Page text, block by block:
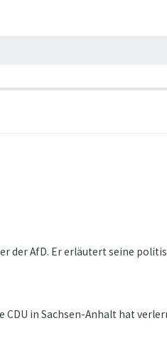
AfD. Er erläutert seine
in Sachsen-Anhalt hat